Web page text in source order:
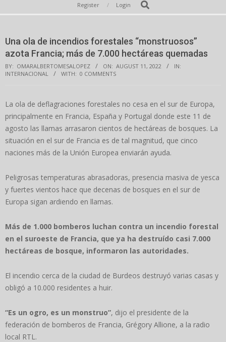
Navigation
Register Login Search
Una ola de incendios forestales “monstruosos”
azota Francia; más de 7.000 hectáreas quemadas
BY: OMARALBERTOMESALOPEZ ON: AUGUST 11, 2022
IN:
INTERNACIONAL
WITH: 0 COMMENTS
La ola de deflagraciones forestales no cesa en el sur de Europa,
principalmente en Francia, España y Portugal donde este 11 de
agosto las llamas arrasaron cientos de hectáreas de bosques. La
situación en el sur de Francia es de tal magnitud, que cinco
naciones más de la Unión Europea enviarán ayuda.
Peligrosas temperaturas abrasadoras, presencia masiva de yesca
y fuertes vientos hace que decenas de bosques en el sur de
Europa sigan ardiendo en llamas.
Más de 1.000 bomberos luchan contra un incendio forestal
en el suroeste de Francia, que ya ha destruído casi 7.000
hectáreas de bosque, informaron las autoridades.
El incendio cerca de la ciudad de Burdeos destruyó varias casas y
obligó a 10.000 residentes a huir.
“Es un ogro, es un monstruo”, dijo el presidente de la
federación de bomberos de Francia, Grégory Allione, a la radio
local RTL.